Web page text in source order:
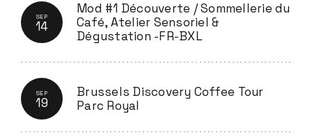
SEP
14
Mod #1 Découverte / Sommellerie du
Café, Atelier Sensoriel &
Dégustation -FR-BXL
SEP
19
Brussels Discovery Coffee Tour
Parc Royal